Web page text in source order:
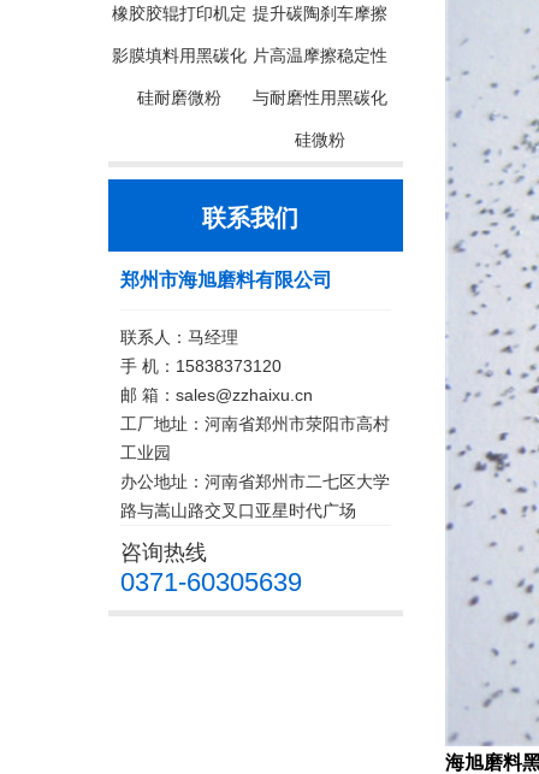
橡胶胶辊打印机定
影膜填料用黑碳化
硅耐磨微粉
提升碳陶刹车摩擦
片高温摩擦稳定性
与耐磨性用黑碳化
硅微粉
联系我们
郑州市海旭磨料有限公司
联系人：马经理
手 机：15838373120
邮 箱：sales@zzhaixu.cn
工厂地址：河南省郑州市荥阳市高村
工业园
办公地址：河南省郑州市二七区大学
路与嵩山路交叉口亚星时代广场
咨询热线
0371-60305639
海旭磨料